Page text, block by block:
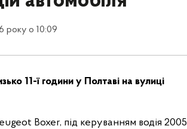
року о 10:09
11-ї години у Полтаві на вулиці
Boxer, під керуванням водія 2005